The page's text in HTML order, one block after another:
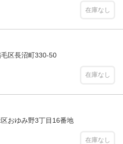
在庫なし
区長沼町330-50
在庫なし
おゆみ野3丁目16番地
在庫なし